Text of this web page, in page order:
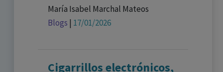
María Isabel Marchal Mateos
Blogs | 17/01/2026
Cigarrillos electrónicos,